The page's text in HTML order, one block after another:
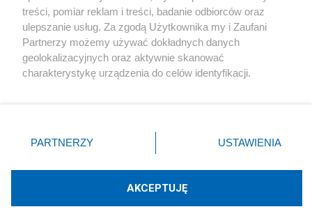
X Facebook Instagram Youtube
Technologię dostarcza:W3media.pl
treści, pomiar reklam i treści, badanie odbiorców oraz
ulepszanie usług. Za zgodą Użytkownika my i Zaufani
Partnerzy możemy używać dokładnych danych
geolokalizacyjnych oraz aktywnie skanować
charakterystykę urządzenia do celów identyfikacji.
zmienić/wycofać klikając przycisk ustawień prywatności
znajdujący się w lewym dolnym rogu strony
rodzaje przetwarzania danych nie wymagają zgody
użytkownika, ale masz prawo sprzeciwić się takiemu
PARTNERZY USTAWIENIA
AKCEPTUJĘ